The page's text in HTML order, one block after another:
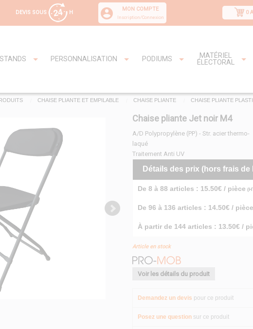
DEVIS SOUS H
MON COMPTE
Inscription/Connexion
0
STANDS PERSONNALISATION PODIUMS
MATÉRIEL
ÉLECTORAL
CHAISE PLIANTE ET EMPILABLE CHAISE PLIANTE CHAISE PLIANTE
Chaise pliante Jet noir M4
A/D Polypropylène (PP) - Str. acier thermo-
laqué
Traitement Anti UV
Détails des prix (hors frais de
De 8 à 88 articles : 15.50€ / pièce
De 96 à 136 articles : 14.50€ / pièce
À partir de 144 articles : 13.50€ /
Article en stock
Voir les détails du produit
Demandez un devis pour ce produit
Posez une question sur ce produit